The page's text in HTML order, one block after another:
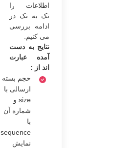
اطلاعات را
تک ‌به ‌تک در
ادامه بررسی
می‌ کنیم.
نتایج به ‌دست‌
آمده عبارت‌
اند از :
حجم بسته
ارسالی با
size و
شماره آن
با
sequence
نمایش